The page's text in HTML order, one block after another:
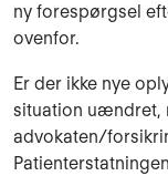
ny forespørgsel
ovenfor.
Er der ikke nye
situation uændret,
advokaten/